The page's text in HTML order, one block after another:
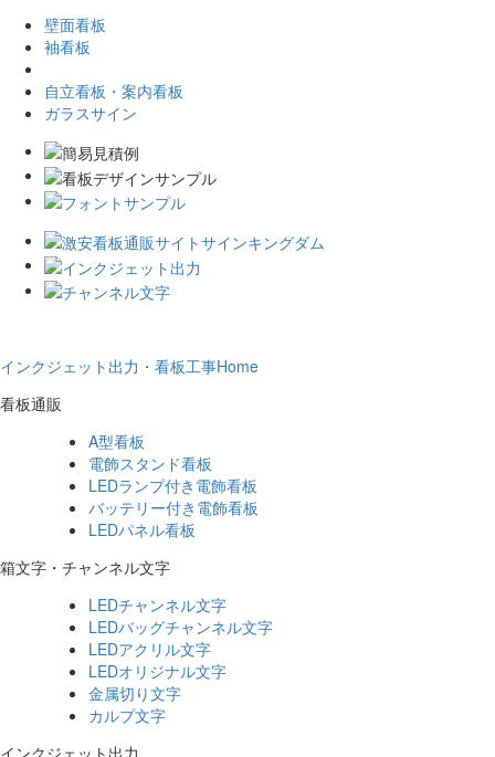
壁面看板
袖看板
自立看板・案内看板
ガラスサイン
インクジェット出力・看板工事Home
看板通販
A型看板
電飾スタンド看板
LEDランプ付き電飾看板
バッテリー付き電飾看板
LEDパネル看板
箱文字・チャンネル文字
LEDチャンネル文字
LEDバッグチャンネル文字
LEDアクリル文字
LEDオリジナル文字
金属切り文字
カルプ文字
インクジェット出力